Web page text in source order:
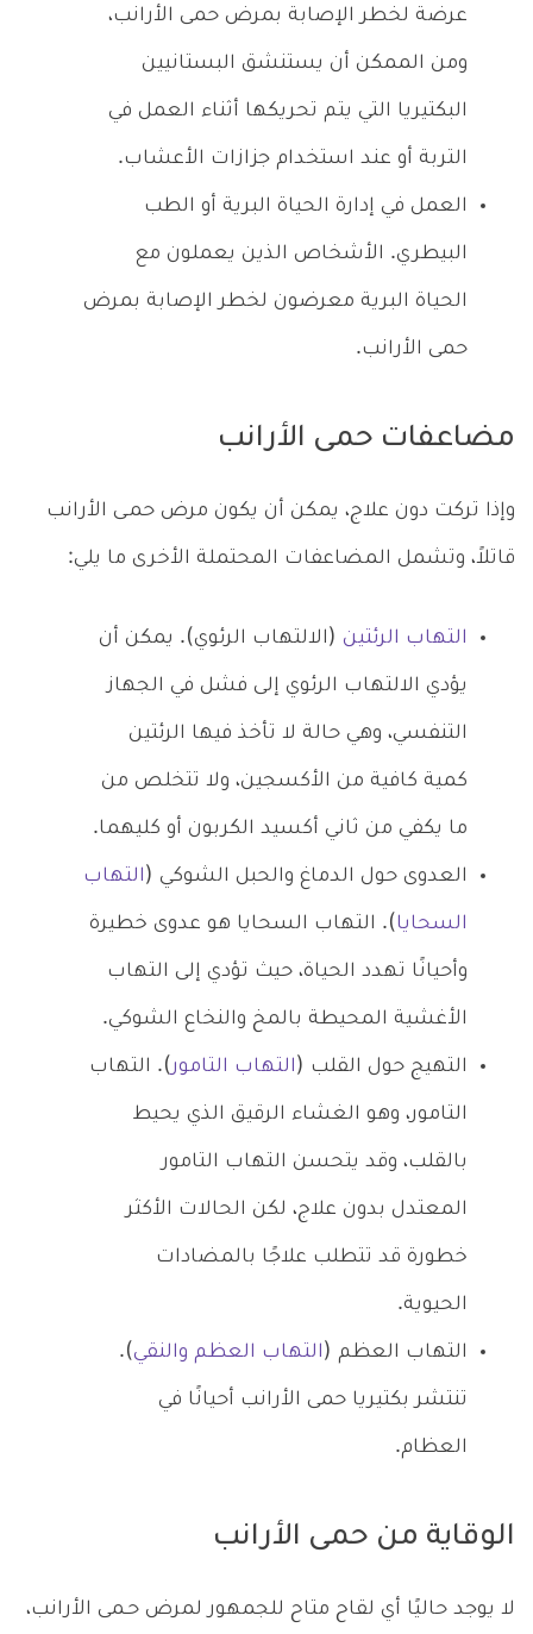
عرضة لخطر الإصابة بمرض حمى الأرانب،
ومن الممكن أن يستنشق البستانيين
البكتيريا التي يتم تحريكها أثناء العمل في
التربة أو عند استخدام جزازات الأعشاب.
العمل في إدارة الحياة البرية أو الطب
البيطري. الأشخاص الذين يعملون مع
الحياة البرية معرضون لخطر الإصابة بمرض
حمى الأرانب.
مضاعفات حمى الأرانب
وإذا تركت دون علاج، يمكن أن يكون مرض حمـى الأرانب
قاتلاً، وتشمل المضاعفات المحتملة الأخرى ما يلي:
التهاب الرئتين (الالتهاب الرئوي). يمكن أن
يؤدي الالتهاب الرئوي إلى فشل في الجهاز
التنفسي، وهي حالة لا تأخذ فيها الرئتين
كمية كافية من الأكسجين، ولا تتخلص من
ما يكفي من ثاني أكسيد الكربون أو كليهما.
العدوى حول الدماغ والحبل الشوكي ( التهاب
السحايا). التهاب السحايا هو عدوى خطيرة
وأحيانًا تهدد الحياة، حيث تؤدي إلى التهاب
الأغشية المحيطة بالمخ والنخاع الشوكي.
التهيج حول القلب ( التهاب التامور ). التهاب
التامور، وهو الغشاء الرقيق الذي يحيط
بالقلب، وقد يتحسن التهاب التامور
المعتدل بدون علاج، لكن الحالات الأكثر
خطورة قد تتطلب علاجًا بالمضادات
الحيوية.
التهاب العظم ( التهاب العظم والنقي).
تنتشر بكتيريا حمى الأرانب أحيانًا في
العظام.
الوقاية من حمى الأرانب
لا يوجد حاليًا أي لقاح متاح للجمهور لمرض حـمى الأرانب،